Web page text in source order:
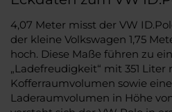
4,07 Meter misst der VW
der kleine Volkswagen 1,75
hoch. Diese Maße führen zu
„Ladefreudigkeit“ mit 351 Liter
Kofferraumvolumen sowie
Laderaumvolumen in Höhe